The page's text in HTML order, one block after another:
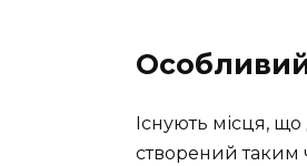
Особливий
Існують місця,
створений таким